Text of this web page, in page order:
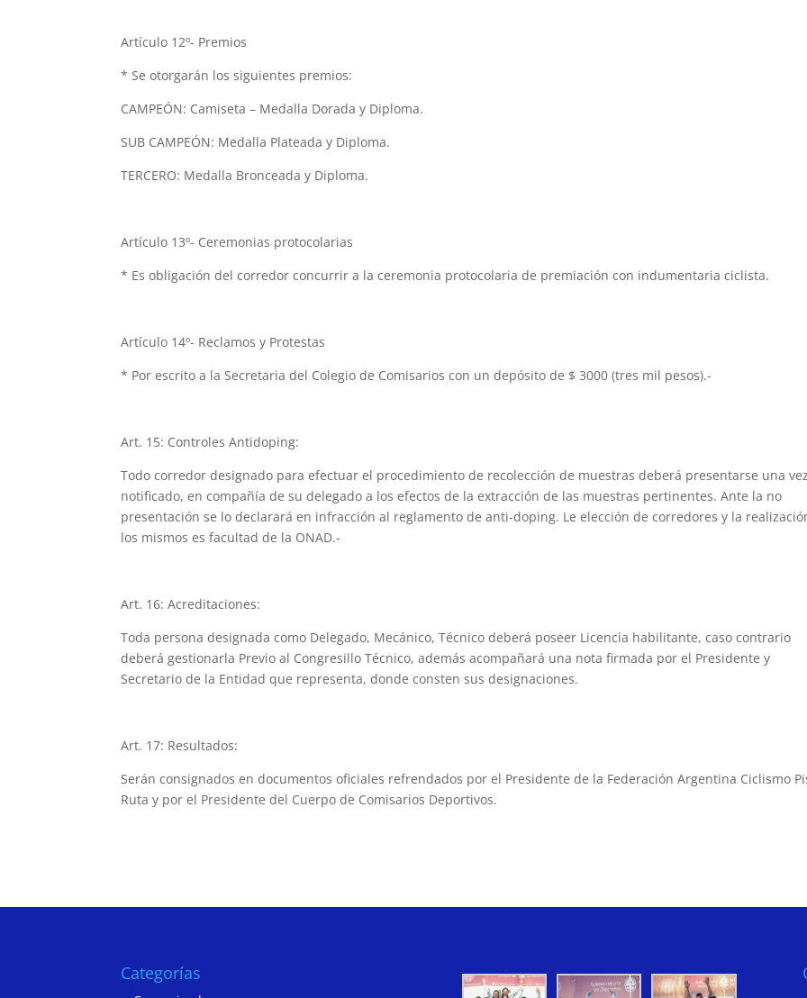
Artículo 12º- Premios
* Se otorgarán los siguientes premios:
CAMPEÓN: Camiseta – Medalla Dorada y Diploma.
SUB CAMPEÓN: Medalla Plateada y Diploma.
TERCERO: Medalla Bronceada y Diploma.
Artículo 13º- Ceremonias protocolarias
* Es obligación del corredor concurrir a la ceremonia protocolaria de premiación con indumentaria ciclista.
Artículo 14º- Reclamos y Protestas
* Por escrito a la Secretaria del Colegio de Comisarios con un depósito de $ 3000 (tres mil pesos).-
Art. 15: Controles Antidoping:
Todo corredor designado para efectuar el procedimiento de recolección de muestras deberá presentarse una
notificado, en compañía de su delegado a los efectos de la extracción de las muestras pertinentes. Ante la no
presentación se lo declarará en infracción al reglamento de anti-doping. Le elección de corredores y la
los mismos es facultad de la ONAD.-
Art. 16: Acreditaciones:
Toda persona designada como Delegado, Mecánico, Técnico deberá poseer Licencia habilitante, caso contrario
deberá gestionarla Previo al Congresillo Técnico, además acompañará una nota firmada por el Presidente y
Secretario de la Entidad que representa, donde consten sus designaciones.
Art. 17: Resultados:
Serán consignados en documentos oficiales refrendados por el Presidente de la Federación Argentina Ciclismo
Ruta y por el Presidente del Cuerpo de Comisarios Deportivos.
Categorías